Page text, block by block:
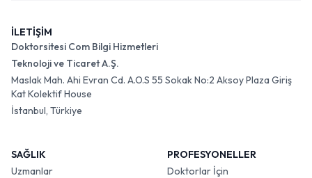
İLETİŞİM
Doktorsitesi Com Bilgi Hizmetleri
Teknoloji ve Ticaret A.Ş.
Maslak Mah. Ahi Evran Cd. A.O.S 55 Sokak No:2 Aksoy Plaza Giriş
Kat Kolektif House
İstanbul, Türkiye
SAĞLIK
Uzmanlar
PROFESYONELLER
Doktorlar İçin